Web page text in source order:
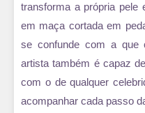
transforma a própria pele
em maça cortada em
se confunde com a que
artista também é capaz
com o de qualquer
acompanhar cada passo